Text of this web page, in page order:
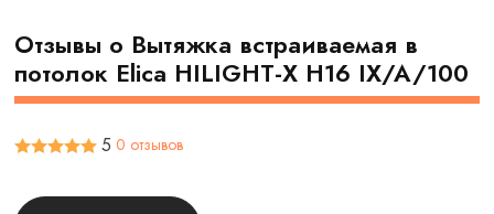
Отзывы о Вытяжка встраиваемая в
потолок Elica HILIGHT-X H16 IX/A/100
5 0 отзывов